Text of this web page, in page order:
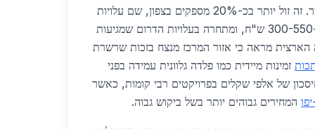
בירושלים, תלוי בעיצוב ובחומר. זה זול יותר בכ-20% מספקים בצפון, שם עלויות
ההובלה מעלות את המחיר ל-300-550 ש"ח, ומתחרה בעלויות הדרום שמגיעות
הארצית מראה כי אזור המרכז מנצח בזכות שרשרת
זמינות מיידית כמו פלדה גלוונית עמידה בפני
של אלפי שקלים בפרויקטים רבי קומות, כאשר
המחירים גבוהים יותר בשל ביקוש גבוה.